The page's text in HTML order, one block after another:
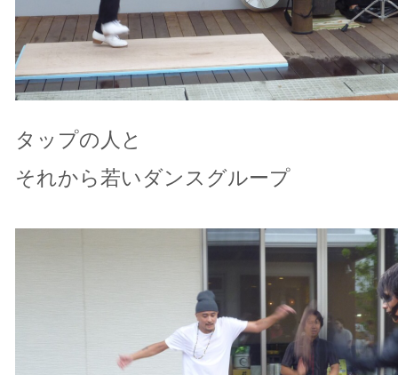
タップの人と
それから若いダンスグループ